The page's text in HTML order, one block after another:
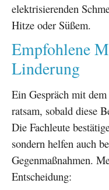
elektrisierenden
Hitze oder Süßem.
Empfohlene
Linderung
Ein Gespräch mit
ratsam, sobald diese
Die Fachleute
sondern helfen auch
Gegenmaßnahmen.
Entscheidung: